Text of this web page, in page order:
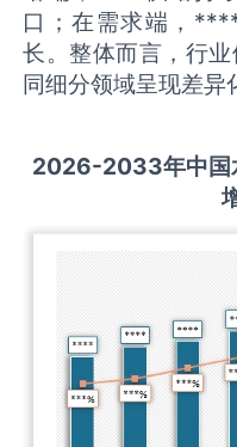
口；在需求端，
长。整体而言，行
同细分领域呈现差
2026-2033年中国